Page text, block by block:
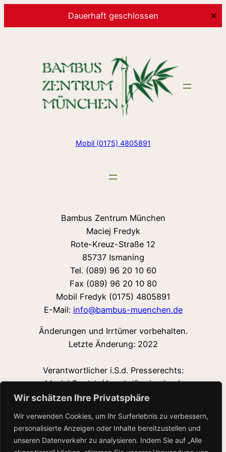
Dauerhaft geschlossen ✕
Wir schätzen Ihre Privatsphäre
Wir verwenden Cookies, um Ihr Surferlebnis zu verbessern,
personalisierte Anzeigen oder Inhalte bereitzustellen und
unseren Datenverkehr zu analysieren. Indem Sie auf „Alle
Mobil (0175) 4805891
Bambus Zentrum München
Maciej Fredyk
Rote-Kreuz-Straße 12
85737 Ismaning
Tel. (089) 96 20 10 60
Fax (089) 96 20 10 80
Mobil Fredyk (0175) 4805891
E-Mail: info@bambus-muenchen.de
Änderungen und Irrtümer vorbehalten.
Letzte Änderung: 2022
Verantwortlicher i.S.d. Presserechts:
Maciej Fredyk (Anschrift wie oben)
Design und Realisierung: A.Skora
Bambus Zentrum München Datenschutzerklärung